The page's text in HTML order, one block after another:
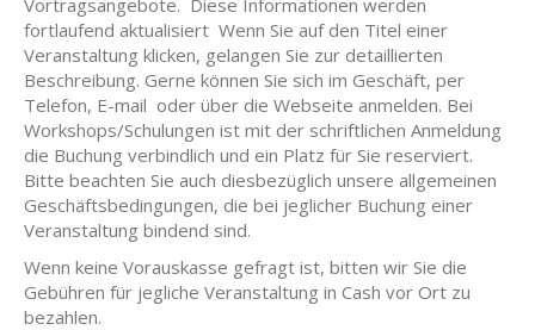
Vortragsangebote. Diese Informationen werden
fortlaufend aktualisiert Wenn Sie auf den Titel einer
Veranstaltung klicken, gelangen Sie zur detaillierten
Beschreibung. Gerne können Sie sich im Geschäft, per
Telefon, E-mail oder über die Webseite anmelden. Bei
Workshops/Schulungen ist mit der schriftlichen Anmeldung
die Buchung verbindlich und ein Platz für Sie reserviert.
Bitte beachten Sie auch diesbezüglich unsere allgemeinen
Geschäftsbedingungen, die bei jeglicher Buchung einer
Veranstaltung bindend sind.
Wenn keine Vorauskasse gefragt ist, bitten wir Sie die
Gebühren für jegliche Veranstaltung in Cash vor Ort zu
bezahlen.